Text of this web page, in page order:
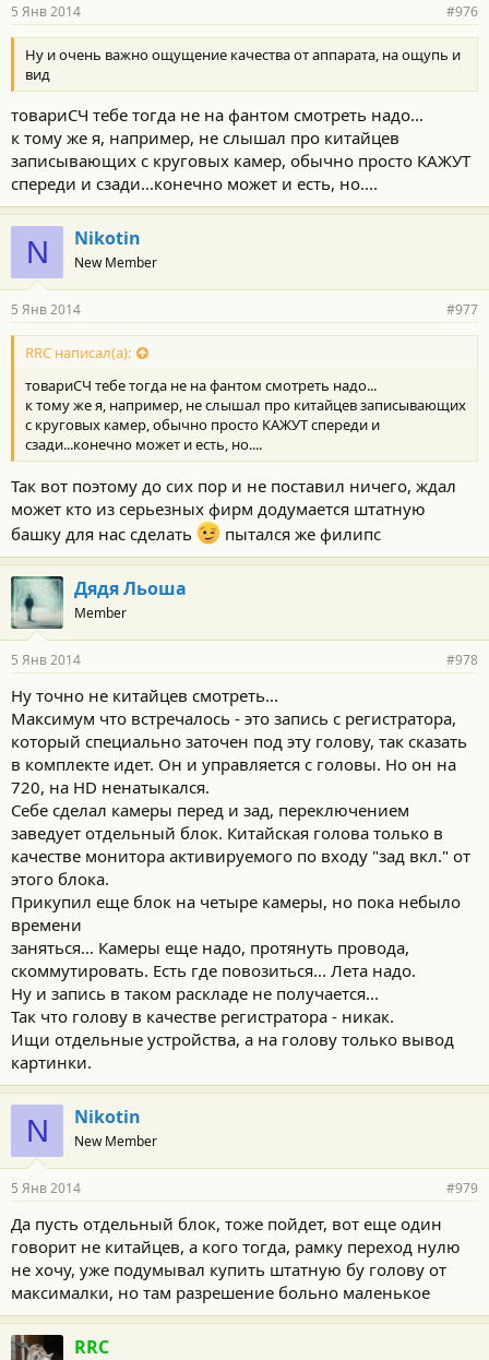
5 Янв 2014 #976
Ну и очень важно ощущение качества от аппарата, на ощупь и
вид
товариСЧ тебе тогда не на фантом смотреть надо...
к тому же я, например, не слышал про китайцев
записывающих с круговых камер, обычно просто КАЖУТ
спереди и сзади...конечно может и есть, но....
N Nikotin
New Member
5 Янв 2014 #977
RRC написал(а):
товариСЧ тебе тогда не на фантом смотреть надо...
к тому же я, например, не слышал про китайцев записывающих
с круговых камер, обычно просто КАЖУТ спереди и
сзади...конечно может и есть, но....
Так вот поэтому до сих пор и не поставил ничего, ждал
может кто из серьезных фирм додумается штатную
башку для нас сделать
пытался же филипс
Дядя Льоша
Member
5 Янв 2014 #978
Ну точно не китайцев смотреть...
Максимум что встречалось - это запись с регистратора,
который специально заточен под эту голову, так сказать
в комплекте идет. Он и управляется с головы. Но он на
720, на HD ненатыкался.
Себе сделал камеры перед и зад, переключением
заведует отдельный блок. Китайская голова только в
качестве монитора активируемого по входу "зад вкл." от
этого блока.
Прикупил еще блок на четыре камеры, но пока небыло
времени
заняться... Камеры еще надо, протянуть провода,
скоммутировать. Есть где повозиться... Лета надо.
Ну и запись в таком раскладе не получается...
Так что голову в качестве регистратора - никак.
Ищи отдельные устройства, а на голову только вывод
картинки.
N Nikotin
New Member
5 Янв 2014 #979
Да пусть отдельный блок, тоже пойдет, вот еще один
говорит не китайцев, а кого тогда, рамку переход нулю
не хочу, уже подумывал купить штатную бу голову от
максималки, но там разрешение больно маленькое
RRC